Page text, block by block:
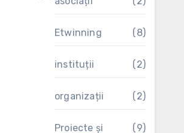
Etwinning (8)
instituții (2)
organizații (2)
Proiecte și (9)